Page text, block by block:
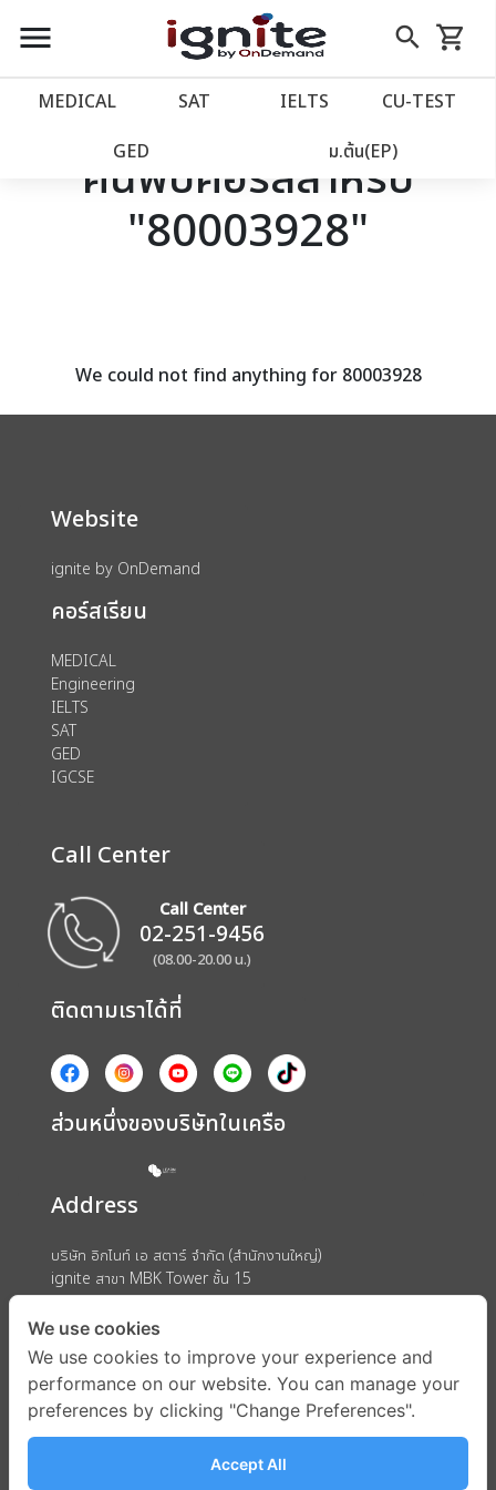
close
account_balance หน้าแรก
เว็บไซต์อิกไนท์
โปรโมชั่น
assignment ลงทะเบียน
menu search
Skip
to
shopping_cart
รถเข็น
MEDICAL SAT IELTS CU‑TEST
GED ม.ต้น(EP)
ค้นพบคอร์สสำหรับ
"80003928"
We could not find anything for 80003928
Website
ignite by OnDemand
คอร์สเรียน
MEDICAL
Engineering
IELTS
SAT
GED
IGCSE
Call Center
Call Center
02-251-9456
(08.00-20.00 น.)
ติดตามเราได้ที่
ส่วนหนึ่งของบริษัทในเครือ
Address
บริษัท อิกไนท์ เอ สตาร์ จำกัด (สำนักงานใหญ่)
ignite สาขา MBK Tower ชั้น 15
ถนนพญาไท แขวงวังใหม่ เขตปทุมวัน กรุงเทพมหานคร 10330
We use cookies
We use cookies to improve your experience and
performance on our website. You can manage your
preferences by clicking "Change Preferences".
Accept All